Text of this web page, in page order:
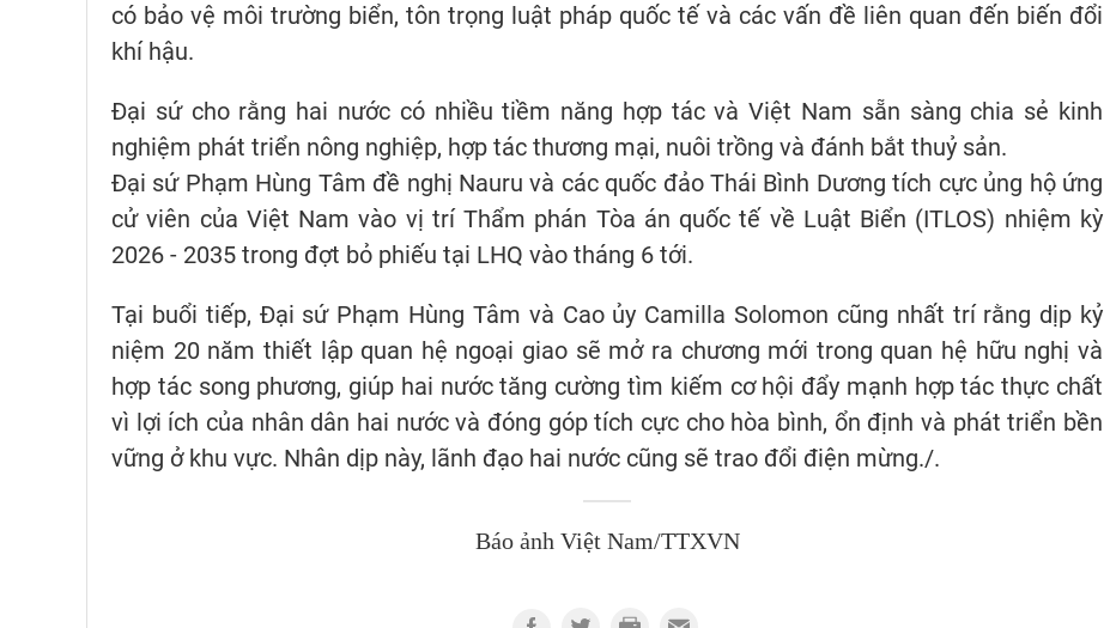
có bảo vệ môi trường biển, tôn trọng luật pháp quốc tế và các vấn đề liên quan đến biến đổi
khí hậu.
Đại sứ cho rằng hai nước có nhiều tiềm năng hợp tác và Việt Nam sẵn sàng chia sẻ kinh
nghiệm phát triển nông nghiệp, hợp tác thương mại, nuôi trồng và đánh bắt thuỷ sản.
Đại sứ Phạm Hùng Tâm đề nghị Nauru và các quốc đảo Thái Bình Dương tích cực ủng hộ ứng
cử viên của Việt Nam vào vị trí Thẩm phán Tòa án quốc tế về Luật Biển (ITLOS) nhiệm kỳ
2026 - 2035 trong đợt bỏ phiếu tại LHQ vào tháng 6 tới.
Tại buổi tiếp, Đại sứ Phạm Hùng Tâm và Cao ủy Camilla Solomon cũng nhất trí rằng dịp kỷ
niệm 20 năm thiết lập quan hệ ngoại giao sẽ mở ra chương mới trong quan hệ hữu nghị và
hợp tác song phương, giúp hai nước tăng cường tìm kiếm cơ hội đẩy mạnh hợp tác thực chất
vì lợi ích của nhân dân hai nước và đóng góp tích cực cho hòa bình, ổn định và phát triển bền
vững ở khu vực. Nhân dịp này, lãnh đạo hai nước cũng sẽ trao đổi điện mừng./.
Báo ảnh Việt Nam/TTXVN